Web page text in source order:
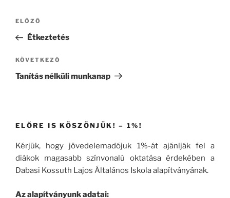
Bejegyzés
navigáció
Korábbi
bejegyzés
ELŐZŐ
Étkeztetés
Következő
bejegyzés
KÖVETKEZŐ
Tanítás nélküli munkanap
ELŐRE IS KÖSZÖNJÜK! – 1%!
Kérjük, hogy jövedelemadójuk 1%-át ajánlják fel a
diákok magasabb színvonalú oktatása érdekében a
Dabasi Kossuth Lajos Általános Iskola alapítványának.
Az alapítványunk adatai: